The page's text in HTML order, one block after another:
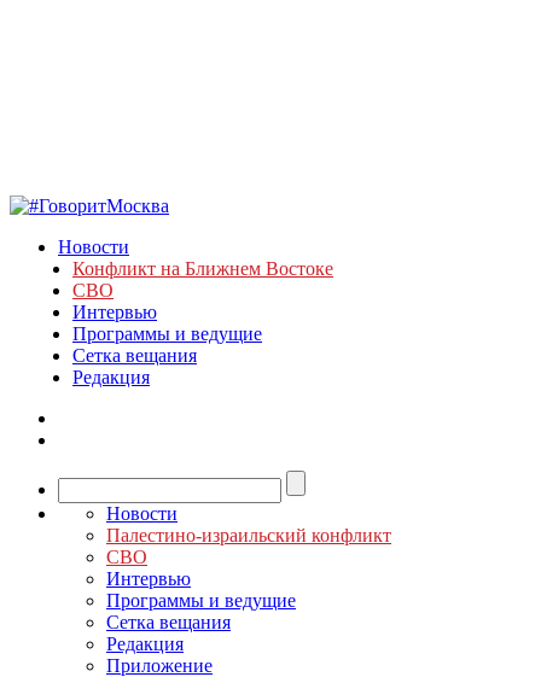
Новости
Конфликт на Ближнем Востоке
СВО
Интервью
Программы и ведущие
Сетка вещания
Редакция
Новости
Палестино-израильский конфликт
СВО
Интервью
Программы и ведущие
Сетка вещания
Редакция
Приложение